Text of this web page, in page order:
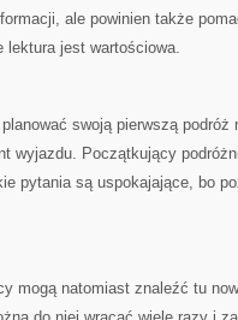
ale powinien także
lektura jest wartościowa.
swoją pierwszą podróż
wyjazdu. Początkujący
pytania są uspokajające, bo
mogą natomiast znaleźć tu